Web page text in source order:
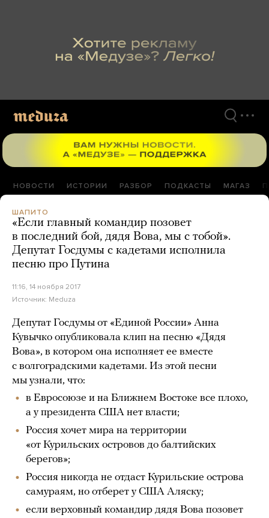
НОВОСТИ ИСТОРИИ РАЗБОР ПОДКАСТЫ МАГАЗ
ШАПИТО
«Если главный командир позовет
в последний бой, дядя Вова, мы с тобой».
Депутат Госдумы с кадетами исполнила
песню про Путина
11:16, 14 ноября 2017
Источник: Meduza
Депутат Госдумы от «Единой России» Анна
Кувычко опубликовала клип на песню «Дядя
Вова», в котором она исполняет ее вместе
с волгоградскими кадетами. Из этой песни
мы узнали, что:
в Евросоюзе и на Ближнем Востоке все плохо,
а у президента США нет власти;
Россия хочет мира на территории
«от Курильских островов до балтийских
берегов»;
Россия никогда не отдаст Курильские острова
самураям, но отберет у США Аляску;
если верховный командир дядя Вова позовет